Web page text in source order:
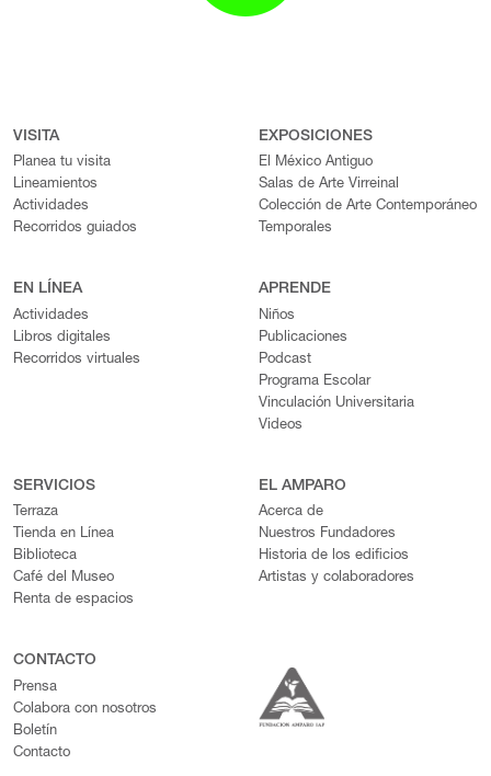
VISITA
Planea tu visita
Lineamientos
Actividades
Recorridos guiados
EXPOSICIONES
El México Antiguo
Salas de Arte Virreinal
Colección de Arte Contemporáneo
Temporales
EN LÍNEA
Actividades
Libros digitales
Recorridos virtuales
APRENDE
Niños
Publicaciones
Podcast
Programa Escolar
Vinculación Universitaria
Videos
SERVICIOS
Terraza
Tienda en Línea
Biblioteca
Café del Museo
Renta de espacios
EL AMPARO
Acerca de
Nuestros Fundadores
Historia de los edificios
Artistas y colaboradores
CONTACTO
Prensa
Colabora con nosotros
Boletín
Contacto